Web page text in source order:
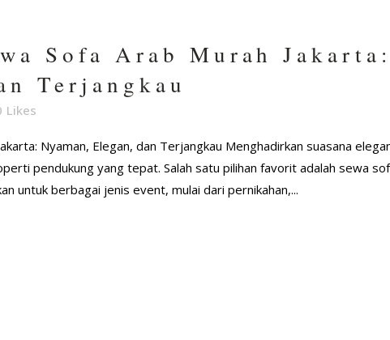
Sofa Arab Murah
Terjangkau
Likes
Nyaman, Elegan, dan Terjangkau Menghadirkan suasana
pendukung yang tepat. Salah satu pilihan favorit adalah sewa
untuk berbagai jenis event, mulai dari pernikahan,...